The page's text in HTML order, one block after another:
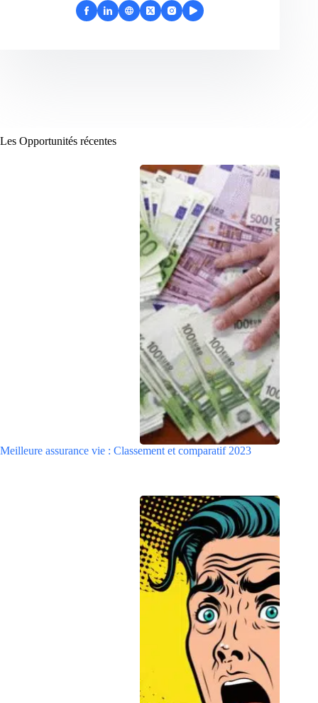
Les Opportunités récentes
Meilleure assurance vie : Classement et comparatif 2023